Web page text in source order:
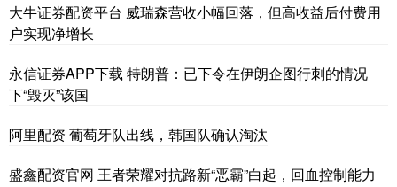
大牛证券配资平台 威瑞森营收小幅回落，但高收益后付费用
户实现净增长
永信证券APP下载 特朗普：已下令在伊朗企图行刺的情况
下“毁灭”该国
阿里配资 葡萄牙队出线，韩国队确认淘汰
盛鑫配资官网 王者荣耀对抗路新“恶霸”白起，回血控制能力